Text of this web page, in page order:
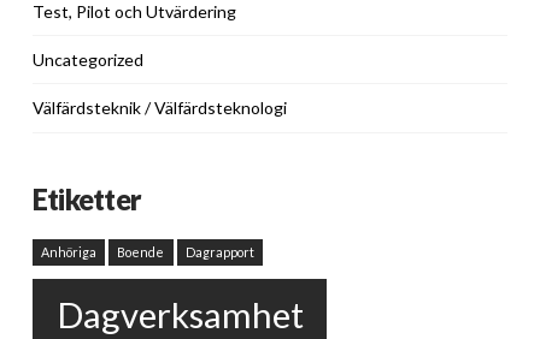
Test, Pilot och Utvärdering
Uncategorized
Välfärdsteknik / Välfärdsteknologi
Etiketter
Anhöriga Boende Dagrapport
Dagverksamhet